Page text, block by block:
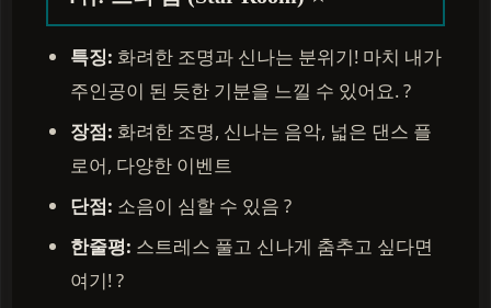
특징: 화려한 조명과 신나는 분위기! 마치 내가
주인공이 된 듯한 기분을 느낄 수 있어요. ?
장점: 화려한 조명, 신나는 음악, 넓은 댄스 플
로어, 다양한 이벤트
단점: 소음이 심할 수 있음 ?
한줄평: 스트레스 풀고 신나게 춤추고 싶다면
여기! ?